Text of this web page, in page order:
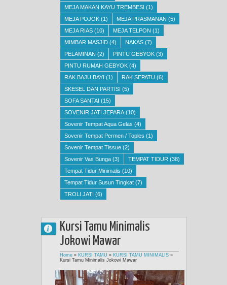
MEJA MAKAN KAYU TREMBESI (1)
MEJA POJOK (1) MEJA PRASMANAN (5)
MEJA RIAS (10) MEJA TELPON (1)
MIMBAR MASJID (4) NAKAS (7)
PELAMINAN (2) PINTU GEBYOK (3)
PINTU RUMAH GEBYOK (4)
RAK BAJU BAYI (1) RAK SEPATU (6)
SKESEL DAN PARTISI (5)
SOFA SANTAI (15)
SOVENIR JATI JEPARA (10)
Sovenir Tempat Aqua Gelas (4)
Sovenir Tempat Permen / Toples (1)
Sovenir Tempat Tissue (2)
Sovenir Vas Bunga (3) TEMPAT TIDUR (38)
Tempat Tidur Minimalis (10)
Tempat Tidur Susun Tingkat (7)
TROLI JATI (6)
Kursi Tamu Minimalis
Jokowi Mawar
Home » KURSI TAMU » KURSI TAMU MINIMALIS »
Kursi Tamu Minimalis Jokowi Mawar